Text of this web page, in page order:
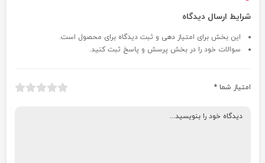
شرایط ارسال دیدگاه
این بخش برای امتیاز دهی و ثبت دیدگاه برای محصول است.
سوالات خود را در بخش پرسش و پاسخ ثبت کنید.
امتیاز شما*